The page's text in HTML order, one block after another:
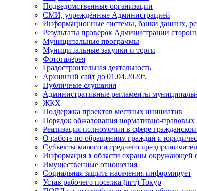
Подведомственные организации
СМИ, учреждённые Администрацией
Информационные системы, банки данных,
Результаты проверок Администрации
Муниципальные программы
Муниципальные закупки и торги
Фотогалерея
Градостроительная деятельность
Архивный сайт до 01.04.2020г.
Публичные слушания
Административные регламенты
ЖКХ
Поддержка проектов местных инициатив
Порядок обжалования нормативно-
Реализация полномочий в сфере
О работе по обращениям граждан и
Субъекты малого и среднего
Информация в области охраны окружающей
Имущественные отношения
Социальная защита населения информирует
Устав рабочего поселка (пгт) Токур